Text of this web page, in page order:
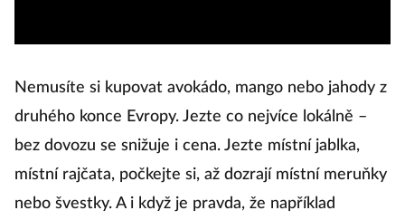
Nemusíte si kupovat avokádo, mango nebo jahody z
druhého konce Evropy. Jezte co nejvíce lokálně –
bez dovozu se snižuje i cena. Jezte místní jablka,
místní rajčata, počkejte si, až dozrají místní meruňky
nebo švestky. A i když je pravda, že například